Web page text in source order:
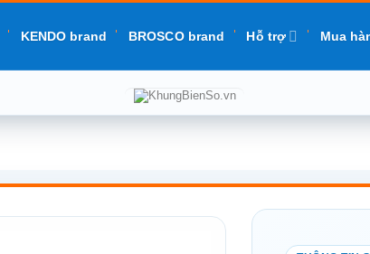
KENDO brand BROSCO brand Hỗ trợ Mua